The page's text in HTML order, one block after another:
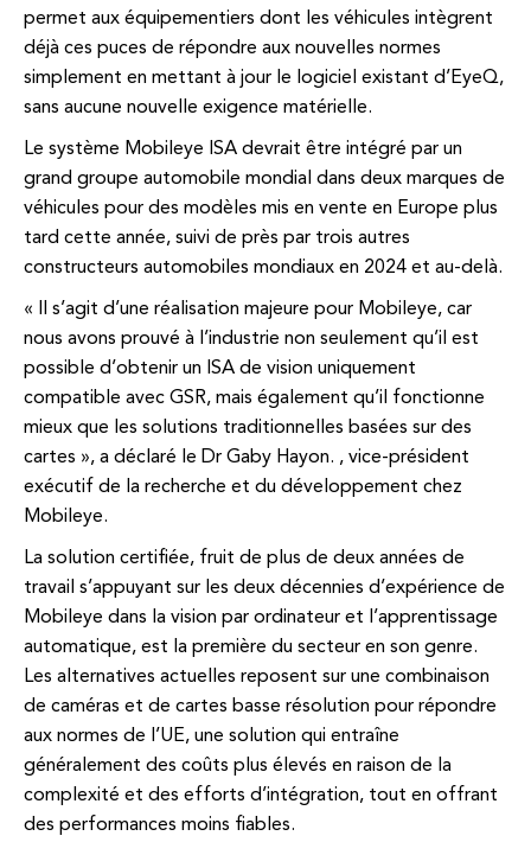
permet aux équipementiers dont les véhicules intègrent
déjà ces puces de répondre aux nouvelles normes
simplement en mettant à jour le logiciel existant d’EyeQ,
sans aucune nouvelle exigence matérielle.
Le système Mobileye ISA devrait être intégré par un
grand groupe automobile mondial dans deux marques de
véhicules pour des modèles mis en vente en Europe plus
tard cette année, suivi de près par trois autres
constructeurs automobiles mondiaux en 2024 et au-delà.
« Il s’agit d’une réalisation majeure pour Mobileye, car
nous avons prouvé à l’industrie non seulement qu’il est
possible d’obtenir un ISA de vision uniquement
compatible avec GSR, mais également qu’il fonctionne
mieux que les solutions traditionnelles basées sur des
cartes », a déclaré le Dr Gaby Hayon. , vice-président
exécutif de la recherche et du développement chez
Mobileye.
La solution certifiée, fruit de plus de deux années de
travail s’appuyant sur les deux décennies d’expérience de
Mobileye dans la vision par ordinateur et l’apprentissage
automatique, est la première du secteur en son genre.
Les alternatives actuelles reposent sur une combinaison
de caméras et de cartes basse résolution pour répondre
aux normes de l’UE, une solution qui entraîne
généralement des coûts plus élevés en raison de la
complexité et des efforts d’intégration, tout en offrant
des performances moins fiables.